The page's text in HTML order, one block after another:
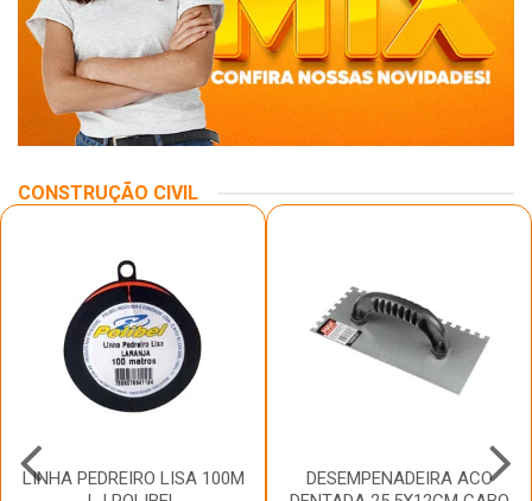
CONSTRUÇÃO CIVIL
LINHA PEDREIRO LISA 100M
DESEMPENADEIRA ACO